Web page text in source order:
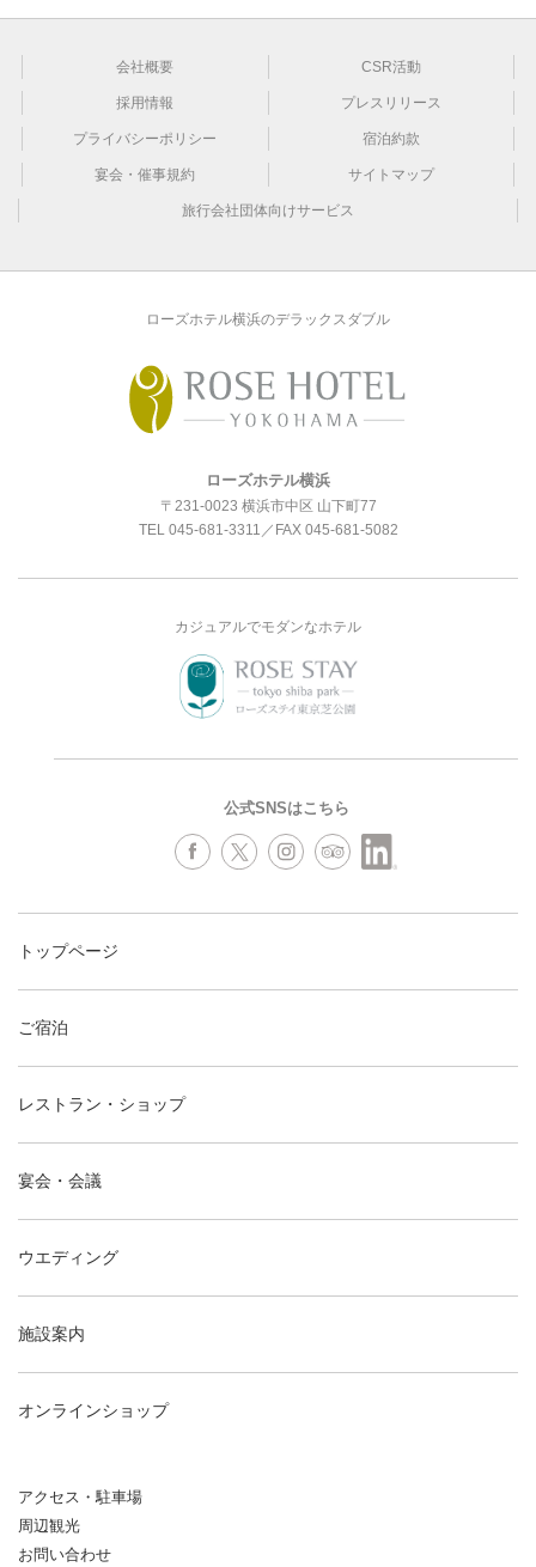
会社概要 CSR活動
採用情報 プレスリリース
プライバシーポリシー 宿泊約款
宴会・催事規約 サイトマップ
旅行会社団体向けサービス
ローズホテル横浜のデラックスダブル
ローズホテル横浜
〒231-0023 横浜市中区 山下町77
TEL 045-681-3311 ／FAX 045-681-5082
カジュアルでモダンなホテル
公式SNSはこちら
トップページ
ご宿泊
レストラン・ショップ
宴会・会議
ウエディング
施設案内
オンラインショップ
アクセス・駐車場
周辺観光
お問い合わせ